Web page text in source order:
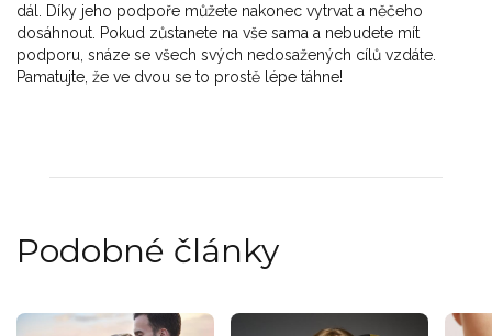
dál. Díky jeho podpoře můžete nakonec vytrvat a něčeho
dosáhnout. Pokud zůstanete na vše sama a nebudete mít
podporu, snáze se všech svých nedosažených cílů vzdáte.
Pamatujte, že ve dvou se to prostě lépe táhne!
Podobné články